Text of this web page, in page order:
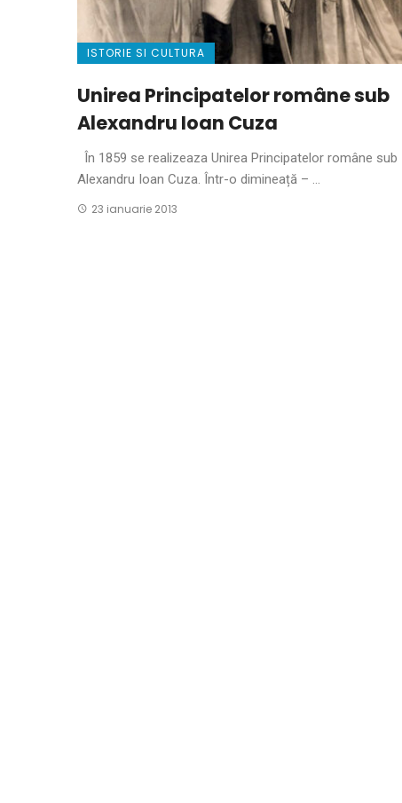
ISTORIE SI CULTURA
Unirea Principatelor române sub
Alexandru Ioan Cuza
În 1859 se realizeaza Unirea Principatelor române sub
Alexandru Ioan Cuza. Într-o dimineață – ...
23 ianuarie 2013